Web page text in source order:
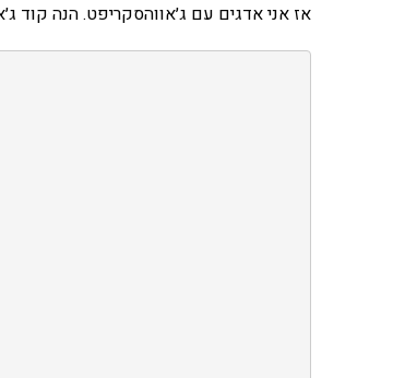
אז אני אדגים עם ג׳אווהסקריפט. הנה קוד